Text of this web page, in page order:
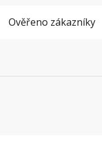
Ověřeno zákazníky